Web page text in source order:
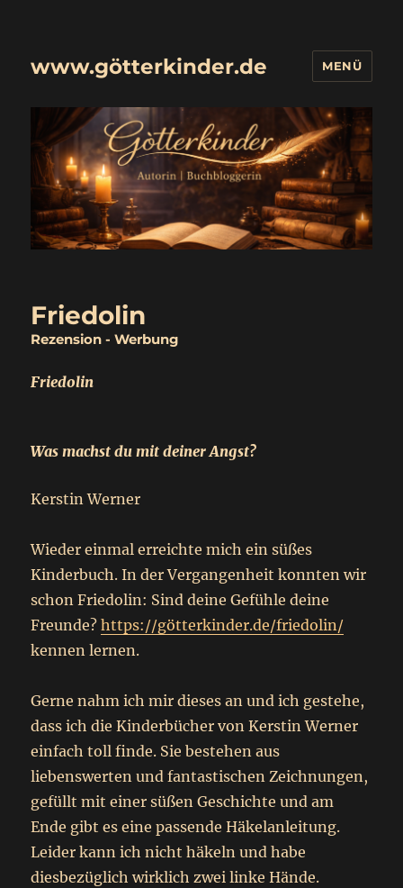
www.götterkinder.de MENÜ
Friedolin
Rezension - Werbung
Friedolin
Was machst du mit deiner Angst?
Kerstin Werner
Wieder einmal erreichte mich ein süßes
Kinderbuch. In der Vergangenheit konnten wir
schon Friedolin: Sind deine Gefühle deine
Freunde?https://götterkinder.de/friedolin/
kennen lernen.
Gerne nahm ich mir dieses an und ich gestehe,
dass ich die Kinderbücher von Kerstin Werner
einfach toll finde. Sie bestehen aus
liebenswerten und fantastischen Zeichnungen,
gefüllt mit einer süßen Geschichte und am
Ende gibt es eine passende Häkelanleitung.
Leider kann ich nicht häkeln und habe
diesbezüglich wirklich zwei linke Hände.